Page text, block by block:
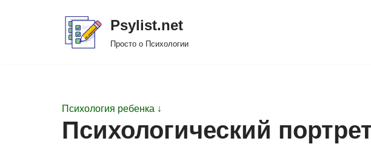
Psylist.net
Просто о Психологии
Психология ребенка ↓
Психологический